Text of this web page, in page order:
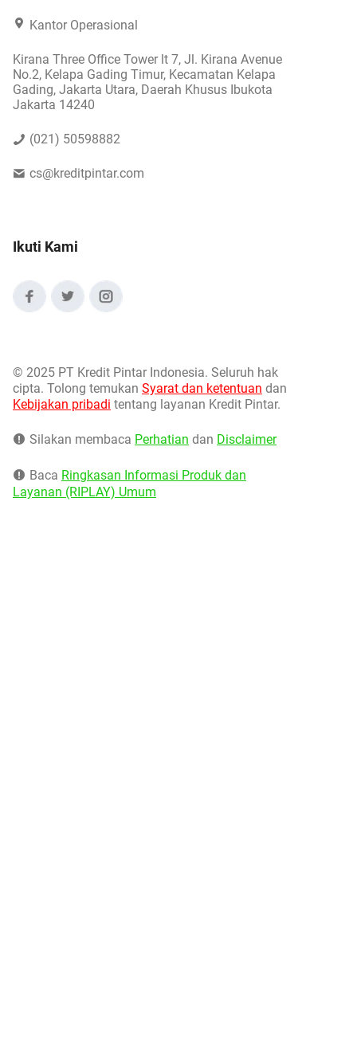
Kantor Operasional
Kirana Three Office Tower lt 7, Jl. Kirana Avenue
No.2, Kelapa Gading Timur, Kecamatan Kelapa
Gading, Jakarta Utara, Daerah Khusus Ibukota
Jakarta 14240
(021) 50598882
cs@kreditpintar.com
Ikuti Kami
© 2025 PT Kredit Pintar Indonesia. Seluruh hak
cipta. Tolong temukan Syarat dan ketentuan dan
Kebijakan pribadi tentang layanan Kredit Pintar.
Silakan membaca Perhatian dan Disclaimer
Baca Ringkasan Informasi Produk dan
Layanan (RIPLAY) Umum